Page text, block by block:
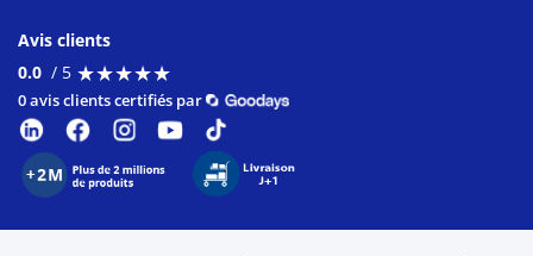
Avis clients
0.0 / 5 ★★★★★
★★★★★
0 avis clients certifiés par